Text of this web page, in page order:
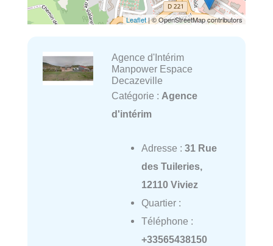
Leaflet| © OpenStreetMap contributors
Agence d'Intérim
Manpower Espace
Decazeville
Catégorie : Agence
d'intérim
Adresse : 31 Rue
des Tuileries,
12110 Viviez
Quartier :
Téléphone :
+33565438150